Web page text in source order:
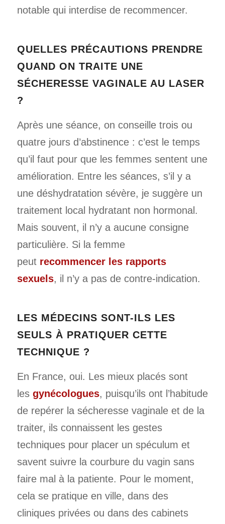
notable qui interdise de recommencer.
QUELLES PRÉCAUTIONS PRENDRE
QUAND ON TRAITE UNE
SÉCHERESSE VAGINALE AU LASER
?
Après une séance, on conseille trois ou
quatre jours d’abstinence : c’est le temps
qu’il faut pour que les femmes sentent une
amélioration. Entre les séances, s’il y a
une déshydratation sévère, je suggère un
traitement local hydratant non hormonal.
Mais souvent, il n’y a aucune consigne
particulière. Si la femme
peut recommencer les rapports
sexuels, il n’y a pas de contre-indication.
LES MÉDECINS SONT-ILS LES
SEULS À PRATIQUER CETTE
TECHNIQUE ?
En France, oui. Les mieux placés sont
les gynécologues, puisqu’ils ont l’habitude
de repérer la sécheresse vaginale et de la
traiter, ils connaissent les gestes
techniques pour placer un spéculum et
savent suivre la courbure du vagin sans
faire mal à la patiente. Pour le moment,
cela se pratique en ville, dans des
cliniques privées ou dans des cabinets